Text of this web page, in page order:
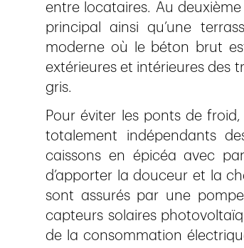
entre locataires. Au
principal ainsi qu’une
moderne où le béton brut
extérieures et intérieures des
gris.
Pour éviter les ponts de
totalement indépendants
caissons en épicéa avec
d’apporter la douceur et la
sont assurés par une
capteurs solaires
de la consommation